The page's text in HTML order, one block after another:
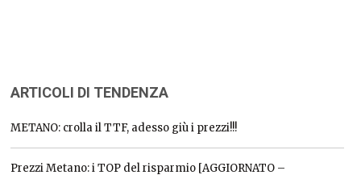
ARTICOLI DI TENDENZA
METANO: crolla il TTF, adesso giù i prezzi!!!
Prezzi Metano: i TOP del risparmio [AGGIORNATO –